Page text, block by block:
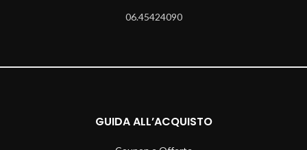
06.45424090
GUIDA ALL’ACQUISTO